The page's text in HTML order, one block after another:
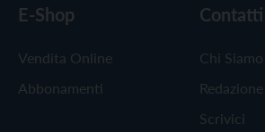
E-Shop
Vendita Online
Abbonamenti
Contatti
Chi Siamo
Redazione
Scrivici